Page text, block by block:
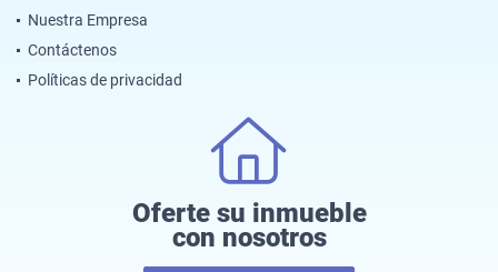
Nuestra Empresa
Contáctenos
Políticas de privacidad
Oferte su inmueble
con nosotros